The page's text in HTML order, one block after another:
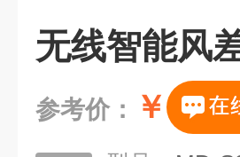
无线智能风
参考价： ￥